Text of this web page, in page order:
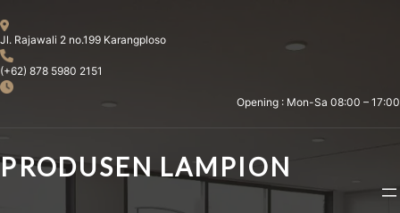
to
content
Jl. Rajawali 2 no.199 Karangploso
(+62) 878 5980 2151
Opening : Mon-Sa 08:00 – 17:00
PRODUSEN LAMPION